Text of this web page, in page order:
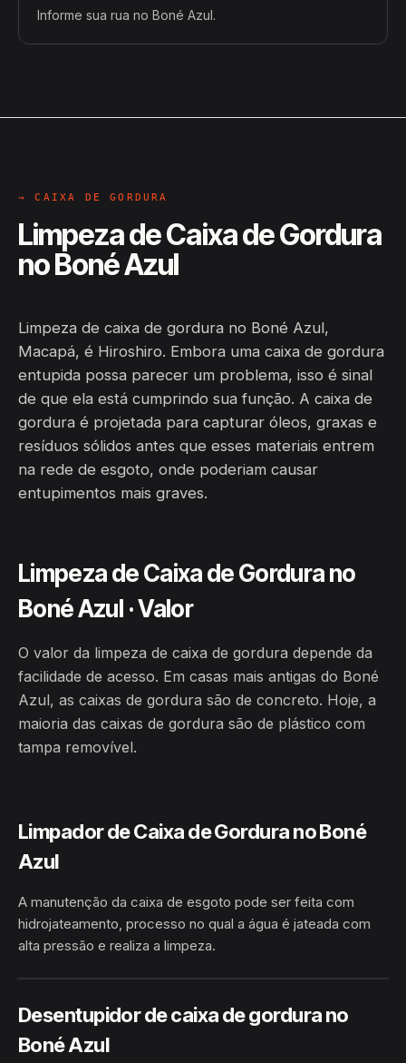
Informe sua rua no Boné Azul.
→ CAIXA DE GORDURA
Limpeza de Caixa de Gordura
no Boné Azul
Limpeza de caixa de gordura no Boné Azul,
Macapá, é Hiroshiro. Embora uma caixa de gordura
entupida possa parecer um problema, isso é sinal
de que ela está cumprindo sua função. A caixa de
gordura é projetada para capturar óleos, graxas e
resíduos sólidos antes que esses materiais entrem
na rede de esgoto, onde poderiam causar
entupimentos mais graves.
Limpeza de Caixa de Gordura no
Boné Azul · Valor
O valor da limpeza de caixa de gordura depende da
facilidade de acesso. Em casas mais antigas do Boné
Azul, as caixas de gordura são de concreto. Hoje, a
maioria das caixas de gordura são de plástico com
tampa removível.
Limpador de Caixa de Gordura no Boné
Azul
A manutenção da caixa de esgoto pode ser feita com
hidrojateamento, processo no qual a água é jateada com
alta pressão e realiza a limpeza.
HIDROJATEAMENTO
Desentupidor de caixa de gordura no
Boné Azul